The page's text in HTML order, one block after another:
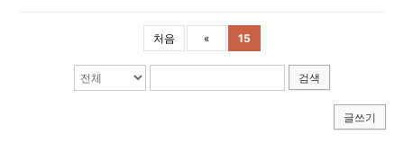
처음 « 15
검색
글쓰기